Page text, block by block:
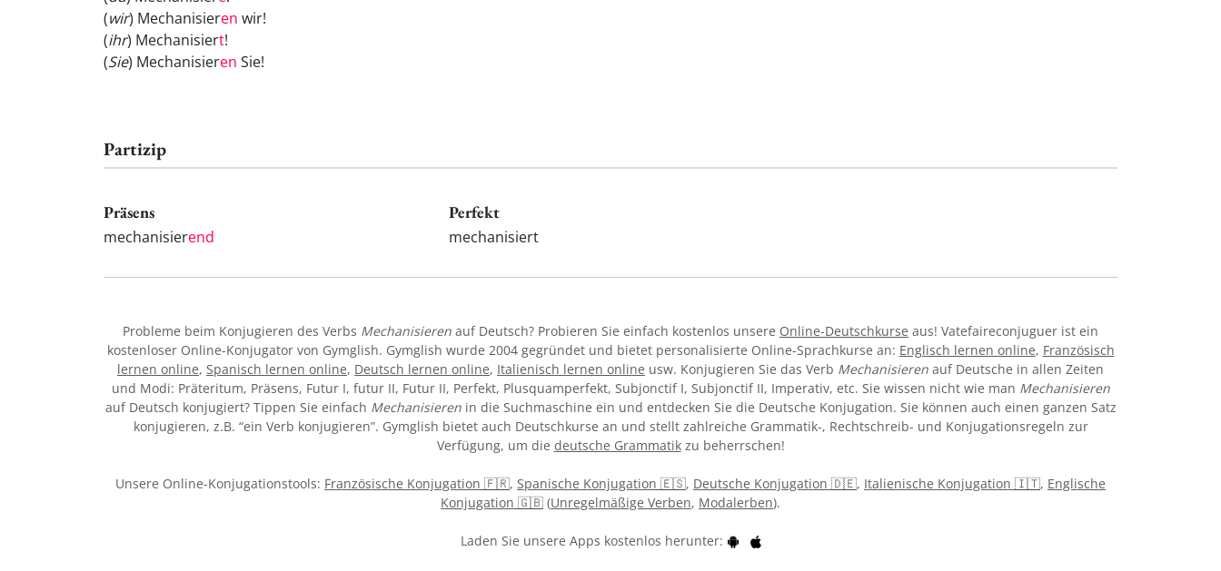
(wir) Mechanisieren wir!
(ihr) Mechanisiert!
(Sie) Mechanisieren Sie!
Partizip
Präsens
mechanisierend
Perfekt
mechanisiert
Probleme beim Konjugieren des Verbs Mechanisieren auf Deutsch? Probieren Sie einfach kostenlos unsere Online-Deutschkurse aus! Vatefaireconjuguer ist ein
kostenloser Online-Konjugator von Gymglish. Gymglish wurde 2004 gegründet und bietet personalisierte Online-Sprachkurse an: Englisch lernen online, Französisch
lernen online, Spanisch lernen online, Deutsch lernen online, Italienisch lernen online usw. Konjugieren Sie das Verb Mechanisieren auf Deutsche in allen Zeiten
und Modi: Präteritum, Präsens, Futur I, futur II, Futur II, Perfekt, Plusquamperfekt, Subjonctif I, Subjonctif II, Imperativ, etc. Sie wissen nicht wie man Mechanisieren
auf Deutsch konjugiert? Tippen Sie einfach Mechanisierenin die Suchmaschine ein und entdecken Sie die Deutsche Konjugation. Sie können auch einen ganzen Satz
konjugieren, z.B. “ein Verb konjugieren”. Gymglish bietet auch Deutschkurse an und stellt zahlreiche Grammatik-, Rechtschreib- und Konjugationsregeln zur
Verfügung, um die deutsche Grammatikzu beherrschen!
Unsere Online-Konjugationstools: Französische Konjugation 🇫🇷, Spanische Konjugation 🇪🇸, Deutsche Konjugation 🇩🇪, Italienische Konjugation 🇮🇹, Englische
Konjugation 🇬🇧 (Unregelmäßige Verben, Modalerben).
Laden Sie unsere Apps kostenlos herunter: